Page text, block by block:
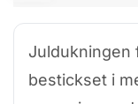
Juldukningen
bestickset i